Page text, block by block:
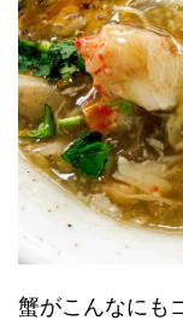
蟹がこんなにも